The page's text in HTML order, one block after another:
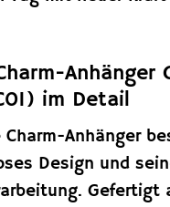
Anhänger
im Detail
Anhänger
Design und
Gefertigt